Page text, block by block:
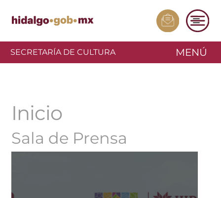
SECRETARÍA DE CULTURA MENÚ
Inicio
Sala de Prensa